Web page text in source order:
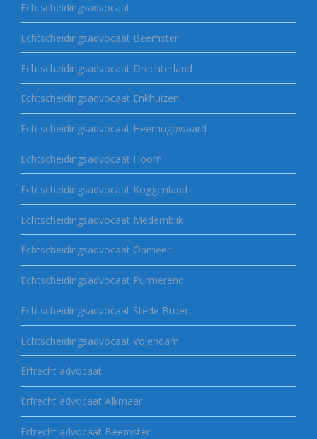
Echtscheidingsadvocaat
Echtscheidingsadvocaat Beemster
Echtscheidingsadvocaat Drechterland
Echtscheidingsadvocaat Enkhuizen
Echtscheidingsadvocaat Heerhugowaard
Echtscheidingsadvocaat Hoorn
Echtscheidingsadvocaat Koggenland
Echtscheidingsadvocaat Medemblik
Echtscheidingsadvocaat Opmeer
Echtscheidingsadvocaat Purmerend
Echtscheidingsadvocaat Stede Broec
Echtscheidingsadvocaat Volendam
Erfrecht advocaat
Erfrecht advocaat Alkmaar
Erfrecht advocaat Beemster